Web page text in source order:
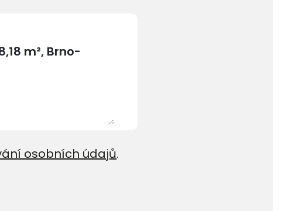
osobních údajů.